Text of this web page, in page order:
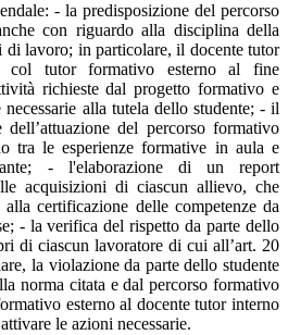
- la predisposizione del percorso
con riguardo alla disciplina della
di lavoro; in particolare, il docente tutor
col tutor formativo esterno al fine
richieste dal progetto formativo e
alla tutela dello studente; - il
del percorso formativo
tra le esperienze formative in aula e
- l'elaborazione di un report
acquisizioni di ciascun allievo, che
certificazione delle competenze da
- la verifica del rispetto da parte dello
di ciascun lavoratore di cui all’art. 20
la violazione da parte dello studente
norma citata e dal percorso formativo
esterno al docente tutor interno
le azioni necessarie.